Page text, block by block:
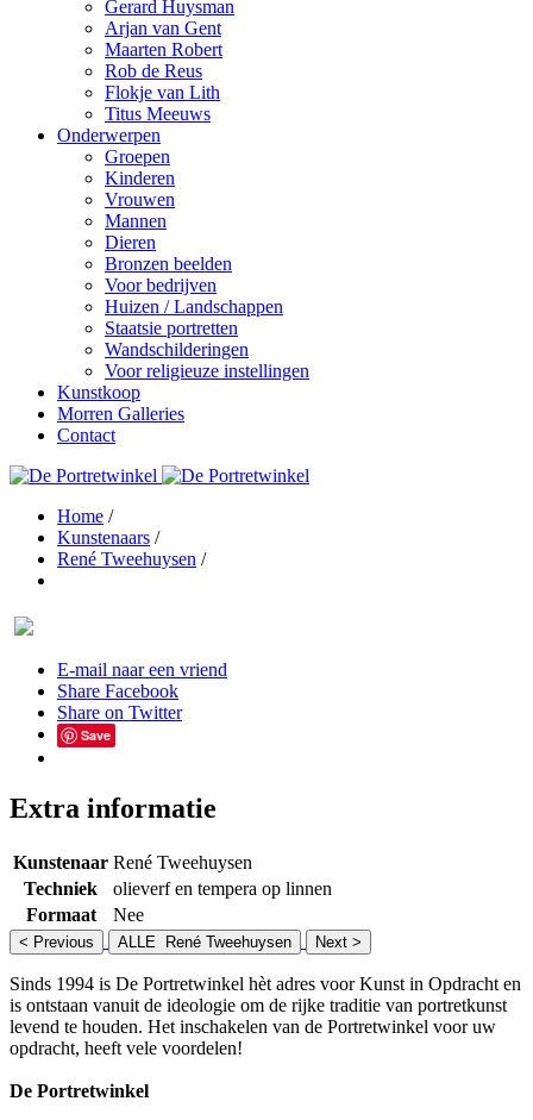
Gerard Huysman
Arjan van Gent
Maarten Robert
Rob de Reus
Flokje van Lith
Titus Meeuws
Onderwerpen
Groepen
Kinderen
Vrouwen
Mannen
Dieren
Bronzen beelden
Voor bedrijven
Huizen / Landschappen
Staatsie portretten
Wandschilderingen
Voor religieuze instellingen
Kunstkoop
Morren Galleries
Contact
Home /
Kunstenaars /
René Tweehuysen /
E-mail naar een vriend
Share Facebook
Share on Twitter
Save
Extra informatie
Kunstenaar René Tweehuysen
Techniek
olieverf en tempera op linnen
Formaat
Nee
< Previous ALLE René Tweehuysen Next >
Sinds 1994 is De Portretwinkel hèt adres voor Kunst in Opdracht en
is ontstaan vanuit de ideologie om de rijke traditie van portretkunst
levend te houden. Het inschakelen van de Portretwinkel voor uw
opdracht, heeft vele voordelen!
De Portretwinkel